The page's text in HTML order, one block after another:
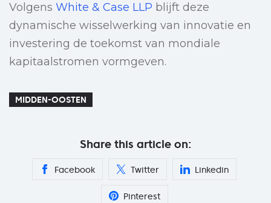
Volgens White & Case LLP blijft deze
dynamische wisselwerking van innovatie en
investering de toekomst van mondiale
kapitaalstromen vormgeven.
MIDDEN-OOSTEN
Share this article on:
Facebook Twitter Linkedin
Pinterest